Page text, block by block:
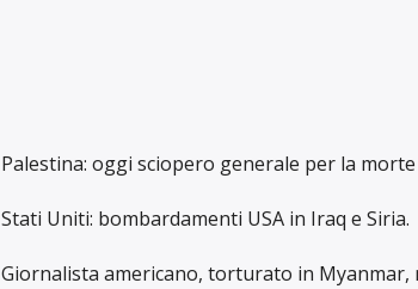
Palestina: oggi sciopero generale per la
Stati Uniti: bombardamenti USA in Iraq e Siria.
Giornalista americano, torturato in Myanmar,